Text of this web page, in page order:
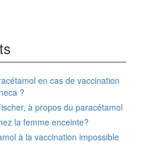
en cas de vaccination
?
à propos du paracétamol
la femme enceinte?
à la vaccination impossible